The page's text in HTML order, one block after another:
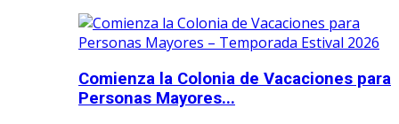
Comienza la Colonia de Vacaciones para
Personas Mayores...